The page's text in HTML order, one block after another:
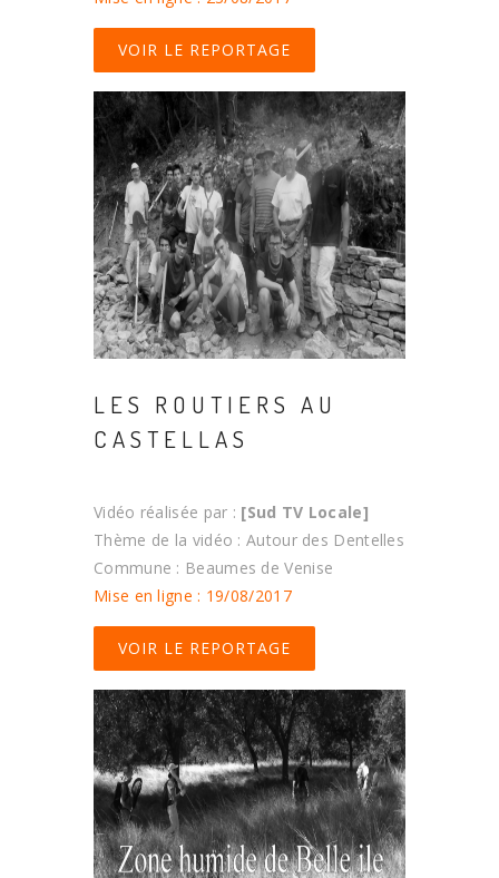
VOIR LE REPORTAGE
LES ROUTIERS AU
CASTELLAS
Vidéo réalisée par : [Sud TV Locale]
Thème de la vidéo : Autour des Dentelles
Commune : Beaumes de Venise
Mise en ligne : 19/08/2017
VOIR LE REPORTAGE